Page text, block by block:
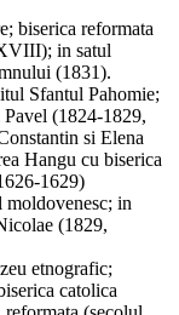
biserica reformata
in satul
(1831).
Sfantul Pahomie;
(1824-1829,
si Elena
Hangu cu biserica
1629)
moldovenesc; in
(1829,
etnografic;
catolica